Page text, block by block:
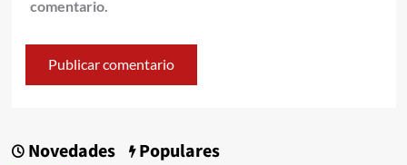
comentario.
Novedades Populares